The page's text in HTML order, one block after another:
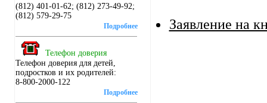
(812) 401-01-62; (812) 273-49-92;
(812) 579-29-75
Подробнее
Телефон доверия
Телефон доверия для детей,
подростков и их родителей:
8-800-2000-122
Подробнее
Заявление на